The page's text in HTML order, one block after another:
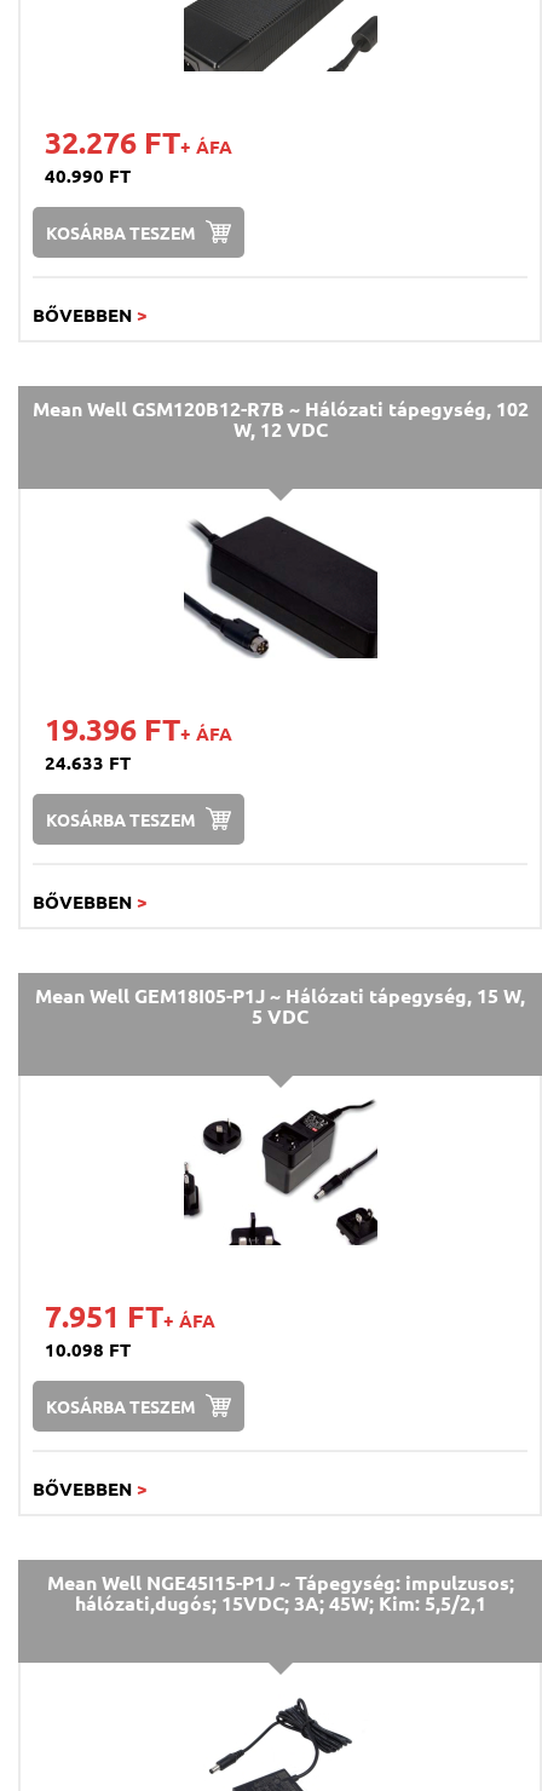
32.276 FT+ ÁFA
40.990 FT
KOSÁRBA TESZEM
BŐVEBBEN >
Mean Well GSM120B12-R7B ~ Hálózati tápegység, 102
W, 12 VDC
19.396 FT+ ÁFA
24.633 FT
KOSÁRBA TESZEM
BŐVEBBEN >
Mean Well GEM18I05-P1J ~ Hálózati tápegység, 15 W,
5 VDC
7.951 FT+ ÁFA
10.098 FT
KOSÁRBA TESZEM
BŐVEBBEN >
Mean Well NGE45I15-P1J ~ Tápegység: impulzusos;
hálózati,dugós; 15VDC; 3A; 45W; Kim: 5,5/2,1